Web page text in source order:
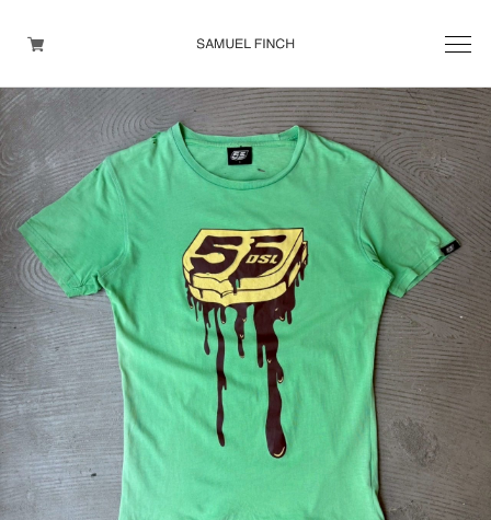
Men's
Maison Martin Margiela
Helmut Lang
Yohji Yamamoto
Other brands
TOPS
OUTER WEAR